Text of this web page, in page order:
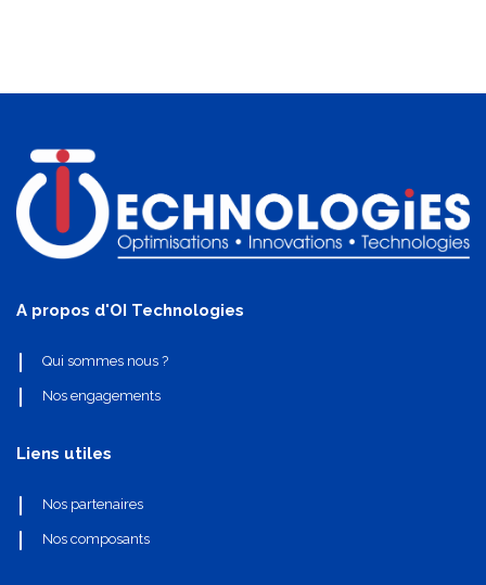
A propos d'OI Technologies
Qui sommes nous ?
Nos engagements
Liens utiles
Nos partenaires
Nos composants